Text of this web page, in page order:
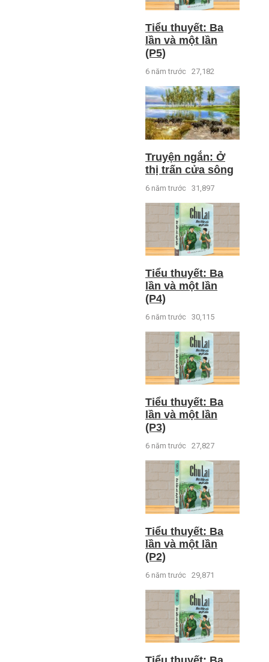
Tiểu thuyết: Ba
lần và một lần
(P5)
6 năm trước 27,182
Truyện ngắn: Ở
thị trấn cửa sông
6 năm trước 31,897
Tiểu thuyết: Ba
lần và một lần
(P4)
6 năm trước 30,115
Tiểu thuyết: Ba
lần và một lần
(P3)
6 năm trước 27,827
Tiểu thuyết: Ba
lần và một lần
(P2)
6 năm trước 29,871